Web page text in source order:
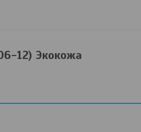
12) Экокожа